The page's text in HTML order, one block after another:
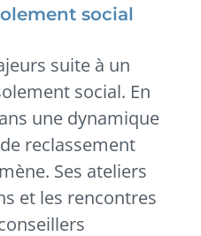
social
suite à un
social. En
une dynamique
reclassement
Ses ateliers
et les rencontres